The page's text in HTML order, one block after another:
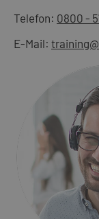
Telefon: 0800 -
E-Mail: